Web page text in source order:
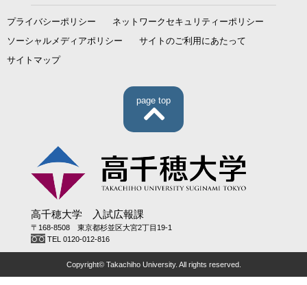
プライバシーポリシー
ネットワークセキュリティーポリシー
ソーシャルメディアポリシー
サイトのご利用にあたって
サイトマップ
page top
高千穂大学 入試広報課
〒168-8508 東京都杉並区大宮2丁目19-1
TEL 0120-012-816
Copyright© Takachiho University. All rights reserved.